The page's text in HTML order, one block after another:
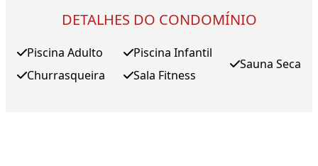
DETALHES DO CONDOMÍNIO
Piscina Adulto
Churrasqueira
Piscina Infantil
Sala Fitness
Sauna Seca